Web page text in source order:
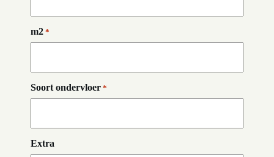
m2 *
Soort ondervloer *
Extra